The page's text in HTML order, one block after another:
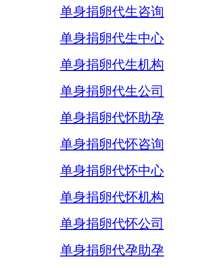
单身捐卵代生咨询
单身捐卵代生中心
单身捐卵代生机构
单身捐卵代生公司
单身捐卵代怀助孕
单身捐卵代怀咨询
单身捐卵代怀中心
单身捐卵代怀机构
单身捐卵代怀公司
单身捐卵代孕助孕